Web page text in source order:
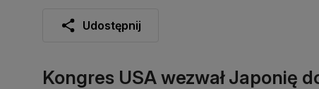
Udostępnij
Kongres USA wezwał Japonię